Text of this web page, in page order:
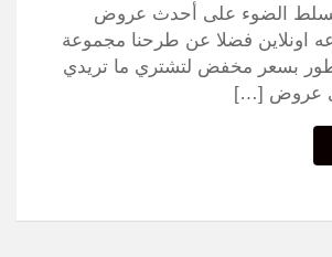
نسلط الضوء على أحدث عروض
اونلاين فضلا عن طرحنا مجموعة
بسعر مخفض لتشتري ما تريدي
عروض […]